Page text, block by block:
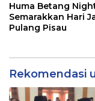
Huma Betang
Semarakkan Hari
Pulang Pisau
Rekomendasi